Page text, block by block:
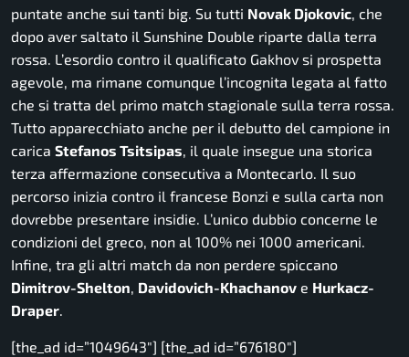
puntate anche sui tanti big. Su tutti Novak Djokovic, che
dopo aver saltato il Sunshine Double riparte dalla terra
rossa. L’esordio contro il qualificato Gakhov si prospetta
agevole, ma rimane comunque l’incognita legata al fatto
che si tratta del primo match stagionale sulla terra rossa.
Tutto apparecchiato anche per il debutto del campione in
carica Stefanos Tsitsipas, il quale insegue una storica
terza affermazione consecutiva a Montecarlo. Il suo
percorso inizia contro il francese Bonzi e sulla carta non
dovrebbe presentare insidie. L’unico dubbio concerne le
condizioni del greco, non al 100% nei 1000 americani.
Infine, tra gli altri match da non perdere spiccano
Dimitrov-Shelton, Davidovich-Khachanov e Hurkacz-
Draper.
[the_ad id=”1049643″] [the_ad id=”676180″]